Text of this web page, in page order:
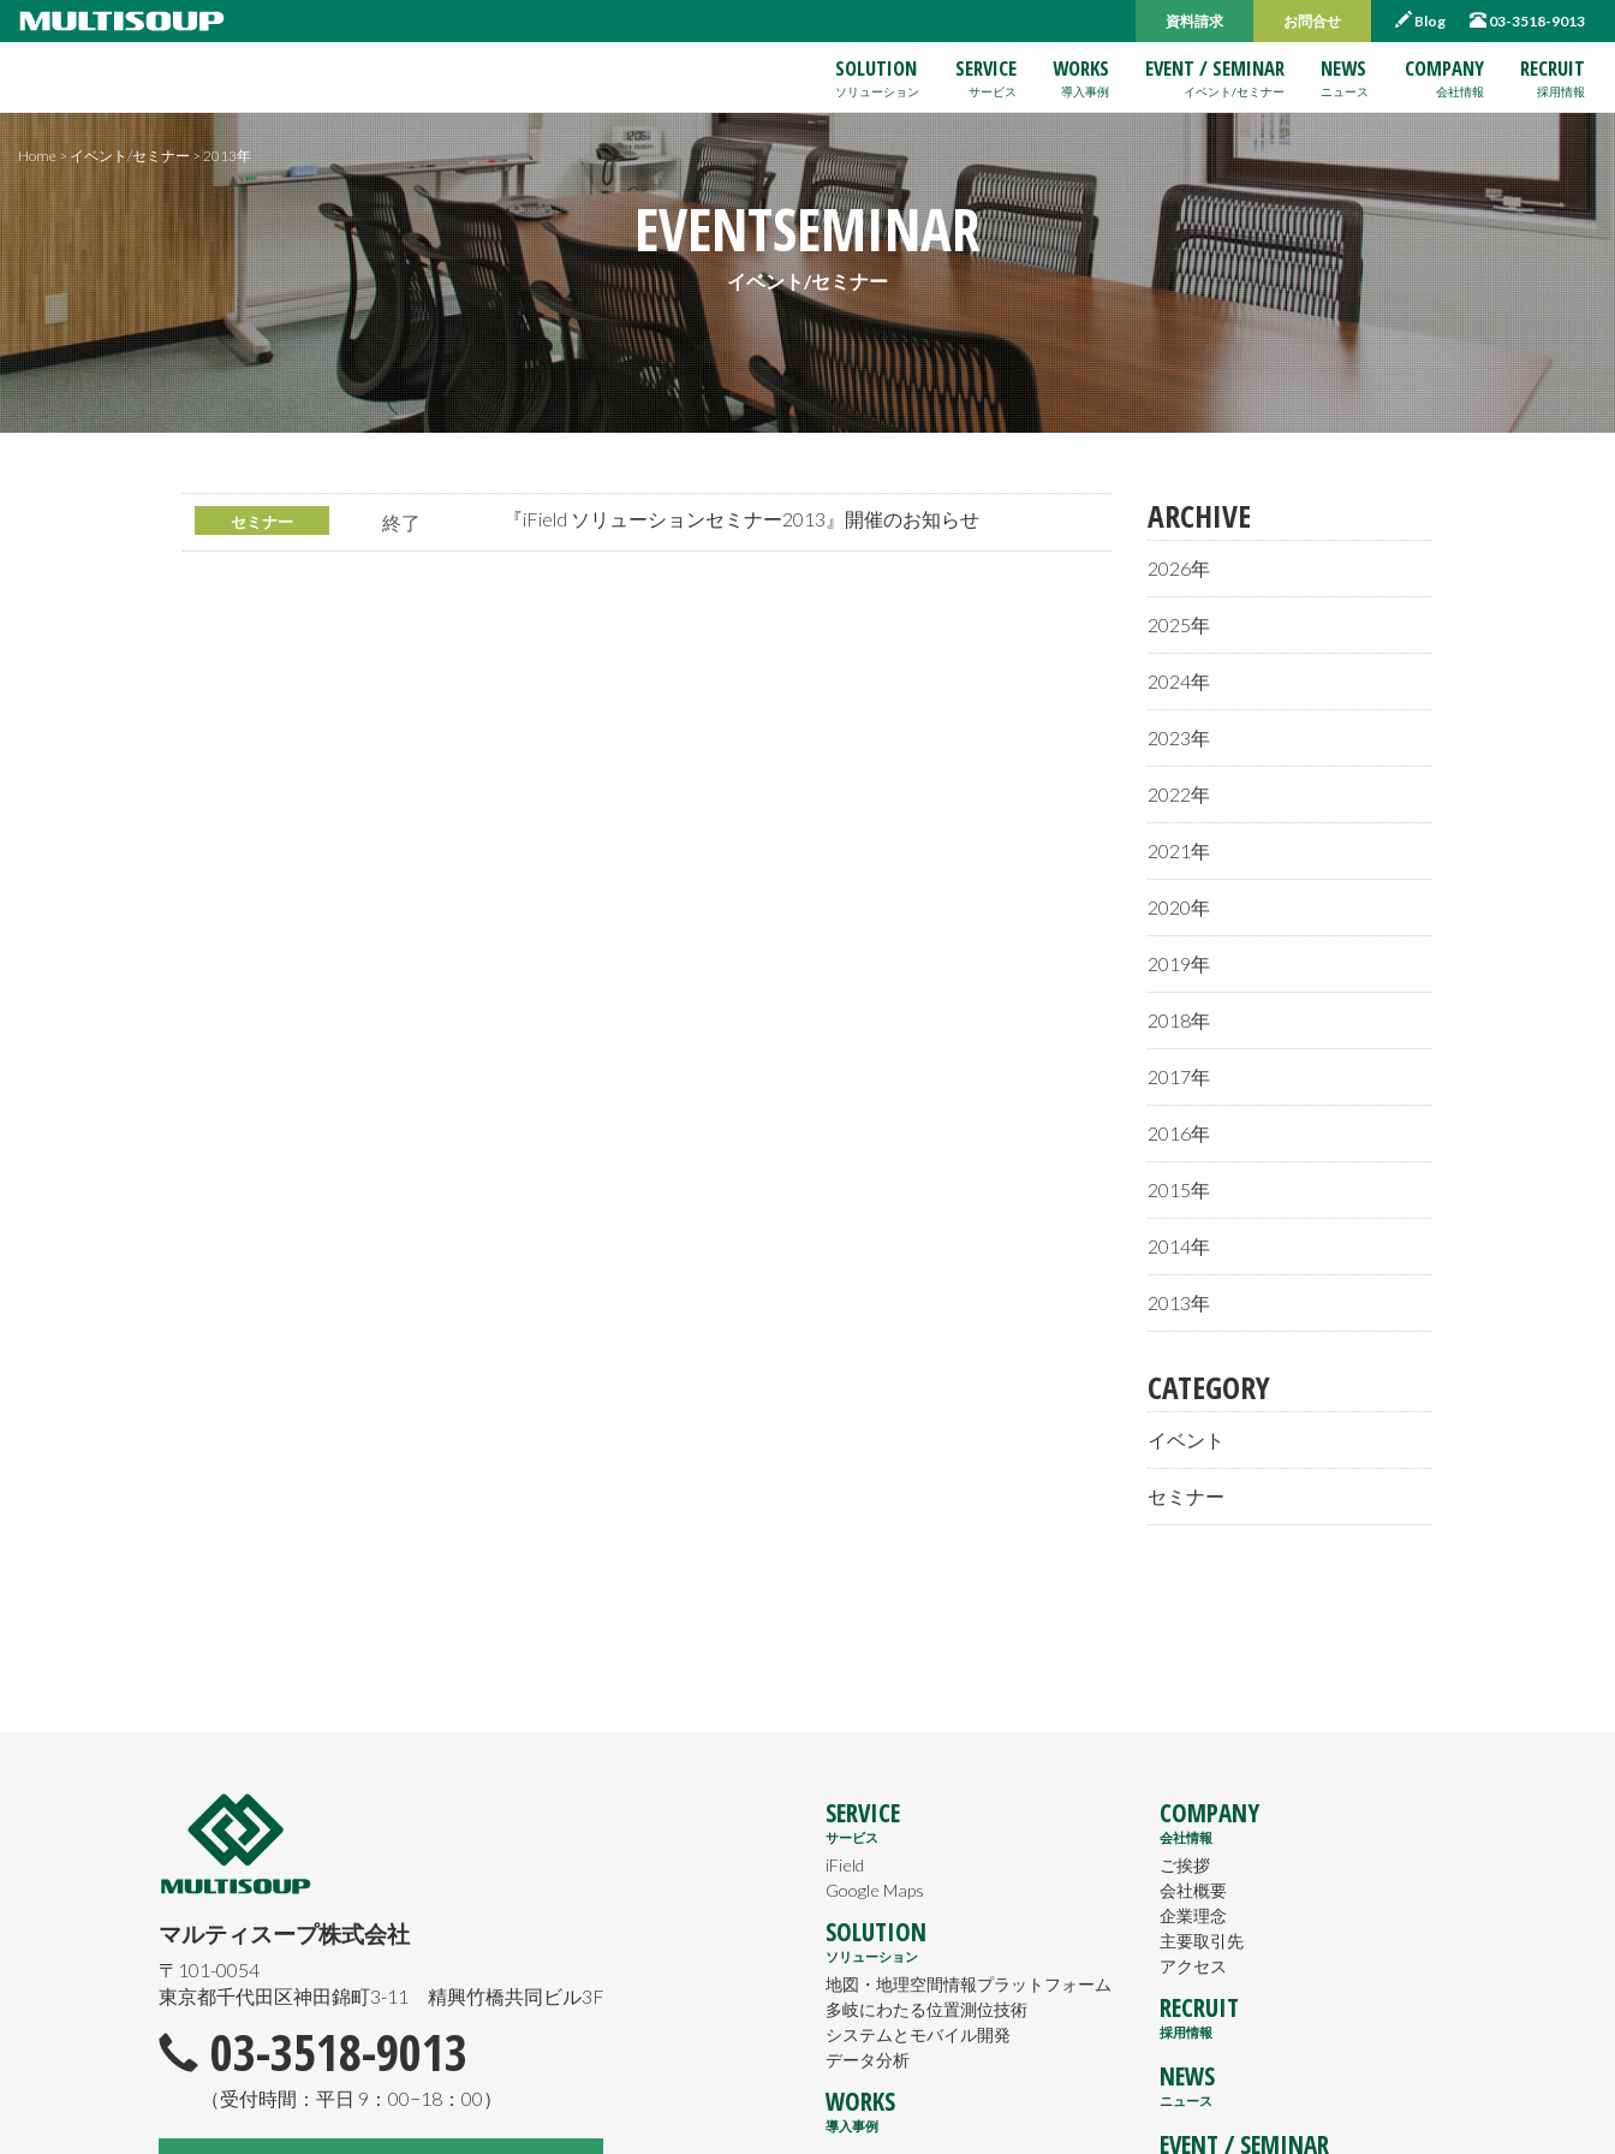
SOLUTION
ソリューション
SERVICE
サービス
WORKS
導入事例
EVENT / SEMINAR
イベント/セミナー
NEWS
ニュース
COMPANY
会社情報
RECRUIT
採用情報
資料請求 お問合せ Blog 03-3518-9013
EVENTSEMINAR
イベント/セミナー
Home>イベント/セミナー >2013年
セミナー 終了 『iField ソリューションセミナー2013』開催のお知らせ ARCHIVE
2026年
2025年
2024年
2023年
2022年
2021年
2020年
2019年
2018年
2017年
2016年
2015年
2014年
2013年
CATEGORY
イベント
セミナー
SERVICE
サービス
iField
Google Maps
SOLUTION
ソリューション
地図・地理空間情報プラットフォーム
多岐にわたる位置測位技術
システムとモバイル開発
データ分析
WORKS
導入事例
COMPANY
会社情報
ご挨拶
会社概要
企業理念
主要取引先
アクセス
RECRUIT
採用情報
NEWS
ニュース
EVENT / SEMINAR
マルティスープ株式会社
〒101-0054
東京都千代田区神田錦町3-11 精興竹橋共同ビル3F
03-3518-9013
（受付時間：平日 9：00−18：00）